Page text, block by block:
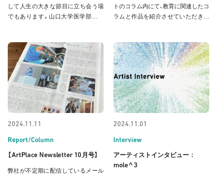
して人生の大きな節目に立ち会う場
でもあります。山口大学医学部附属
ルアートを大切に育んできました。
今回のインタビューでは、院長先生
に、ホスピタルアート導入の背景や、
医療の現場においてア
トのコラム内にて、教育に関連したコ
ラムと作品を紹介させていただきま
学校施設づくり』(2025.02.19公開)
リンク|https://www.kotobuki-seating.
co.
2024.11.11
Report/Column
【ArtPlace Newsletter 10 月号】
弊社が不定期に配信しているメール
2024.11.01
Interview
アーティストインタビュー :
mole^ 3